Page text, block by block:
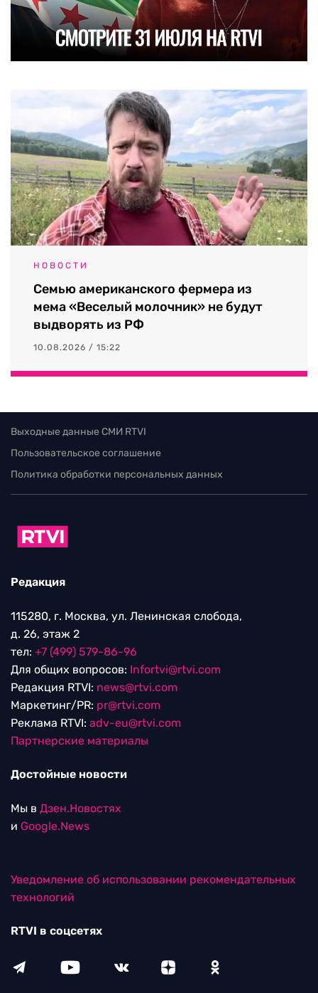
НОВОСТИ
Семью американского фермера из
мема «Веселый молочник» не будут
выдворять из РФ
10.08.2026 / 15:22
Выходные данные СМИ RTVI
Пользовательское соглашение
Политика обработки персональных данных
Редакция
115280, г. Москва, ул. Ленинская слобода,
д. 26, этаж 2
тел: +7 (499) 579-86-96
Для общих вопросов: Infortvi@rtvi.com
Редакция RTVI: news@rtvi.com
Маркетинг/PR: pr@rtvi.com
Реклама RTVI: adv-eu@rtvi.com
Партнерские материалы
Достойные новости
Мы в Дзен.Новостях
и Google.News
Уведомление об использовании рекомендательных
технологий
RTVI в соцсетях